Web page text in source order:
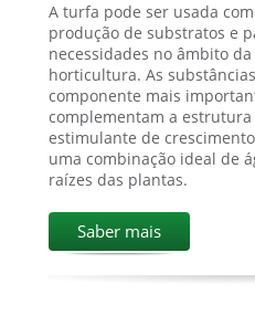
A turfa pode ser usada
produção de substratos e
necessidades no âmbito
horticultura. As
componente mais
complementam a estrutura
estimulante de
uma combinação ideal de
raízes das plantas.
Saber mais